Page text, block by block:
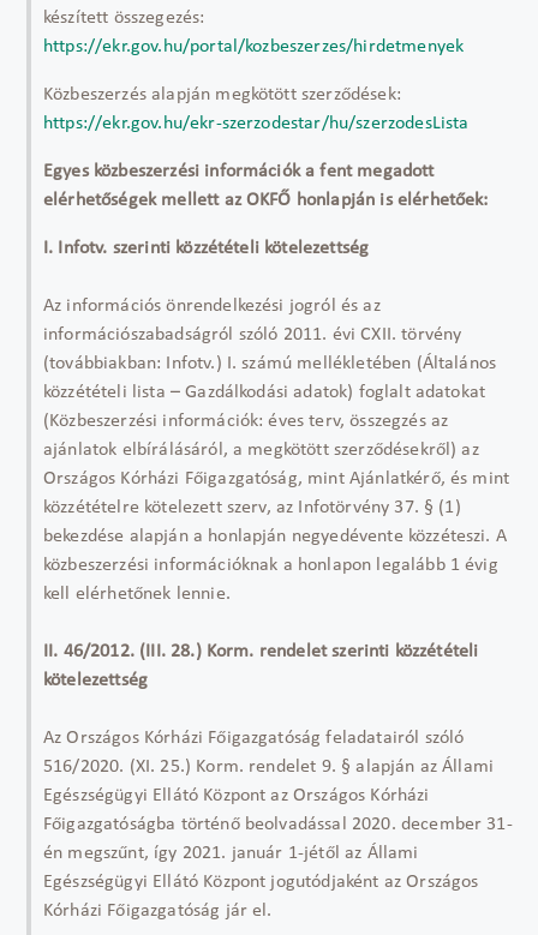
készített összegezés:
https://ekr.gov.hu/portal/kozbeszerzes/hirdetmenyek
Közbeszerzés alapján megkötött szerződések:
https://ekr.gov.hu/ekr-szerzodestar/hu/szerzodesLista
Egyes közbeszerzési információk a fent megadott
elérhetőségek mellett az OKFŐ honlapján is elérhetőek:
I. Infotv. szerinti közzétételi kötelezettség
Az információs önrendelkezési jogról és az
információszabadságról szóló 2011. évi CXII. törvény
(továbbiakban: Infotv.) I. számú mellékletében (Általános
közzétételi lista – Gazdálkodási adatok) foglalt adatokat
(Közbeszerzési információk: éves terv, összegzés az
ajánlatok elbírálásáról, a megkötött szerződésekről) az
Országos Kórházi Főigazgatóság, mint Ajánlatkérő, és mint
közzétételre kötelezett szerv, az Infotörvény 37. § (1)
bekezdése alapján a honlapján negyedévente közzéteszi. A
közbeszerzési információknak a honlapon legalább 1 évig
kell elérhetőnek lennie.
II. 46/2012. (III. 28.) Korm. rendelet szerinti közzétételi
kötelezettség
Az Országos Kórházi Főigazgatóság feladatairól szóló
516/2020. (XI. 25.) Korm. rendelet 9. § alapján az Állami
Egészségügyi Ellátó Központ az Országos Kórházi
Főigazgatóságba történő beolvadással 2020. december 31-
én megszűnt, így 2021. január 1-jétől az Állami
Egészségügyi Ellátó Központ jogutódjaként az Országos
Kórházi Főigazgatóság jár el.